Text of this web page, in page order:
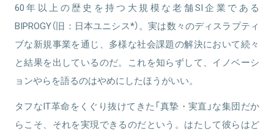
60年以上の歴史を持つ大規模な老舗SI企業である
BIPROGY（旧：日本ユニシス*）。実は数々のディスラプティ
ブな新規事業を通じ、多様な社会課題の解決において続々
と結果を出しているのだ。これを知らずして、イノベーシ
ョンやらを語るのはやめにしたほうがいい。
タフなIT革命をくぐり抜けてきた「真摯・実直」な集団だか
らこそ、それを実現できるのだという。はたして彼らはど